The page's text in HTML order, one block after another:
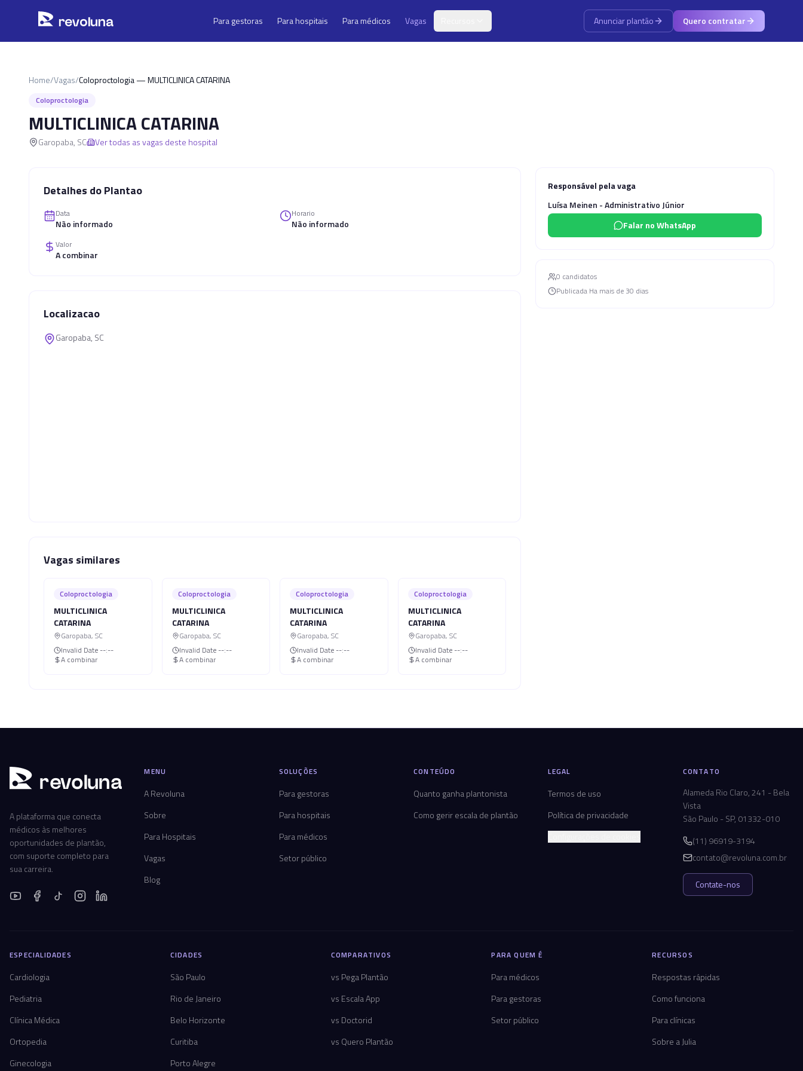
revoluna Para gestoras Para hospitais Para médicos Vagas Anunciar plantão Quero contratar
Home/Vagas/Coloproctologia — MULTICLINICA CATARINA
Coloproctologia
MULTICLINICA CATARINA
Garopaba, SC Ver todas as vagas deste hospital
Detalhes do Plantao
Data
Não informado
Horario
Não informado
Valor
A combinar
Localizacao
Garopaba, SC
Vagas similares
Coloproctologia
MULTICLINICA
CATARINA
Garopaba, SC
Invalid Date --:--
A combinar
Coloproctologia
MULTICLINICA
CATARINA
Garopaba, SC
Invalid Date --:--
A combinar
Coloproctologia
MULTICLINICA
CATARINA
Garopaba, SC
Invalid Date --:--
A combinar
Coloproctologia
MULTICLINICA
CATARINA
Garopaba, SC
Invalid Date --:--
A combinar
Responsável pela vaga
Luísa Meinen - Administrativo Júnior
Falar no WhatsApp
0 candidatos
Publicada Ha mais de 30 dias
revoluna
A plataforma que conecta
médicos às melhores
oportunidades de plantão,
com suporte completo para
sua carreira.
MENU
A Revoluna
Sobre
Para Hospitais
Vagas
Blog
SOLUÇÕES
Para gestoras
Para hospitais
Para médicos
Setor público
CONTEÚDO
Quanto ganha plantonista
Como gerir escala de plantão
LEGAL
Termos de uso
Política de privacidade
CONTATO
Alameda Rio Claro, 241 - Bela
Vista
São Paulo - SP, 01332-010
(11) 96919-3194
contato@revoluna.com.br
Contate-nos
ESPECIALIDADES
Cardiologia
Pediatria
Clínica Médica
Ortopedia
Ginecologia
CIDADES
São Paulo
Rio de Janeiro
Belo Horizonte
Curitiba
Porto Alegre
COMPARATIVOS
vs Pega Plantão
vs Escala App
vs Doctorid
vs Quero Plantão
PARA QUEM É
Para médicos
Para gestoras
Setor público
RECURSOS
Respostas rápidas
Como funciona
Para clínicas
Sobre a Julia